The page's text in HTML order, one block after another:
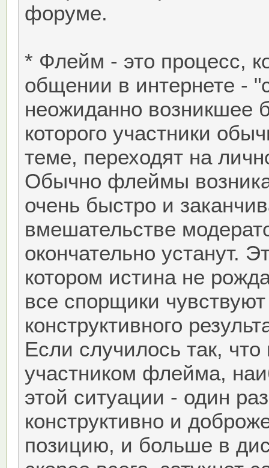
форуме.
* Флейм - это процесс,
общении в интернете -
неожиданно возникшее
которого участники
теме, переходят на
Обычно флеймы
очень быстро и
вмешательстве
окончательно устанут.
котором истина не
все спорщики
конструктивного
Если случилось так,
участником флейма,
этой ситуации - один
конструктивно и
позицию, и больше в